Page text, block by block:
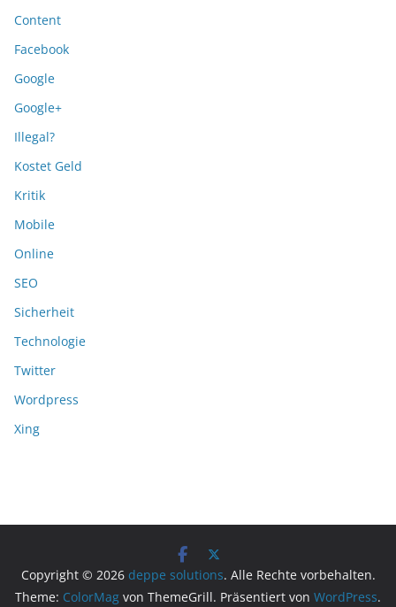
Content
Facebook
Google
Google+
Illegal?
Kostet Geld
Kritik
Mobile
Online
SEO
Sicherheit
Technologie
Twitter
Wordpress
Xing
Copyright © 2026 deppe solutions. Alle Rechte vorbehalten.
Theme: ColorMag von ThemeGrill. Präsentiert von WordPress.